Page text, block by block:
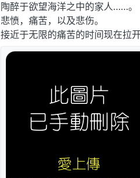
陶醉于欲望海洋之中的家人……。
悲愤，痛苦，以及悲伤。
接近于无限的痛苦的时间现在